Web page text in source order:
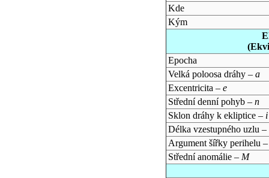
Kde
Kým
Epocha
Velká poloosa dráhy – a
Excentricita – e
Střední denní pohyb – n
Sklon dráhy k ekliptice – i
Délka vzestupného uzlu –
Argument šířky perihelu
Střední anomálie – M